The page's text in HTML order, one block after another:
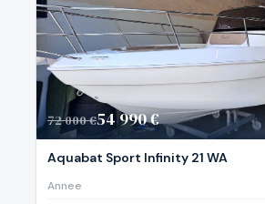
72 000 €54 990 €
Aquabat Sport Infinity 21 WA
Annee